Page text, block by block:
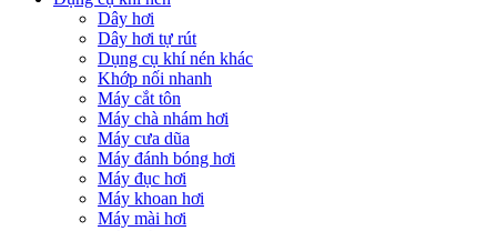
Dây hơi
Dây hơi tự rút
Dụng cụ khí nén khác
Khớp nối nhanh
Máy cắt tôn
Máy chà nhám hơi
Máy cưa dũa
Máy đánh bóng hơi
Máy đục hơi
Máy khoan hơi
Máy mài hơi